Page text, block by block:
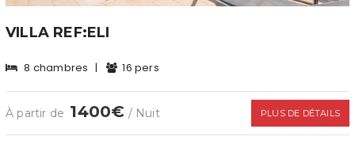
VILLA REF:ELI
8 chambres | 16 pers
À partir de 1400€ / Nuit PLUS DE DÉTAILS